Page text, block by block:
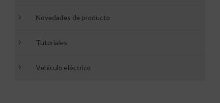
Novedades de producto
Tutoriales
Vehículo eléctrico